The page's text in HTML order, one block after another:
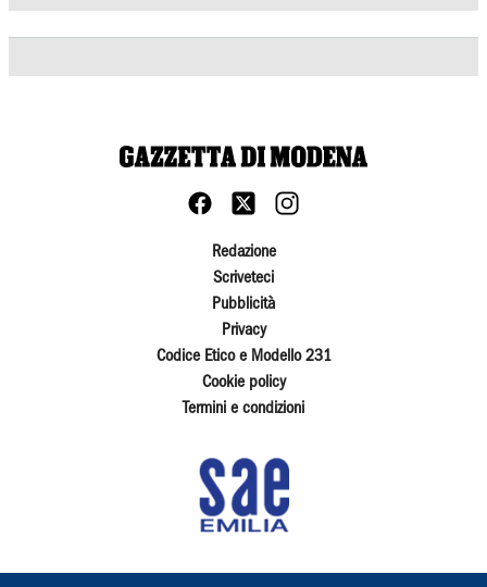
Redazione
Scriveteci
Pubblicità
Privacy
Codice Etico e Modello 231
Cookie policy
Termini e condizioni